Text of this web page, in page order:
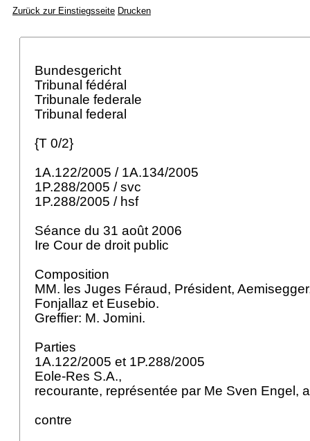
Zurück zur Einstiegsseite Drucken
Bundesgericht
Tribunal fédéral
Tribunale federale
Tribunal federal
{T 0/2}
1A.122/2005 / 1A.134/2005
1P.288/2005 / svc
1P.288/2005 / hsf
Séance du 31 août 2006
Ire Cour de droit public
Composition
MM. les Juges Féraud, Président,
Fonjallaz et Eusebio.
Greffier: M. Jomini.
Parties
1A.122/2005 et 1P.288/2005
Eole-Res S.A.,
recourante, représentée par Me Sven Engel,
contre